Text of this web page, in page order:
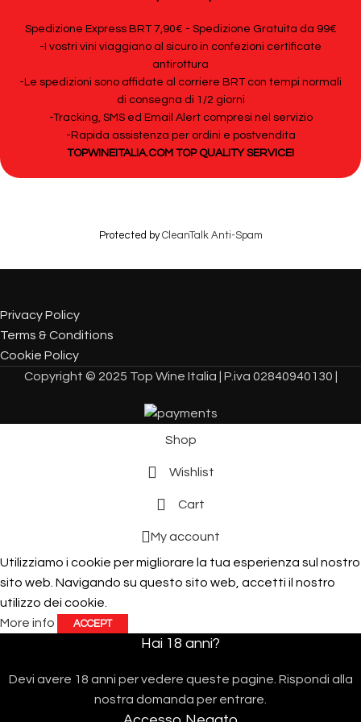
Spedizione Express BRT 7,90€ - Spedizione Gratuita da 99€
-I vostri vini viaggiano al sicuro in confezioni certificate
antirottura
-Le spedizioni sono affidate al corriere BRT con tempi normali
di consegna di 1/2 giorni
-Tracking, SMS ed Email Alert compresi nel servizio
-Rapida assistenza per ordini e postvendita
TOPWINEITALIA.COM TOP QUALITY SERVICE!
Protected byCleanTalk Anti-Spam
Privacy Policy
Terms & Conditions
Cookie Policy
Copyright © 2025 Top Wine Italia | P.iva 02840940130 |
Shop
Wishlist
Cart
My account
Utilizziamo i cookie per migliorare la tua esperienza sul nostro
sito web. Navigando su questo sito web, accetti il ​​nostro
utilizzo dei cookie.
More info
ACCEPT
Hai 18 anni?
Devi avere 18 anni per vedere queste pagine. Rispondi alla
nostra domanda per entrare.